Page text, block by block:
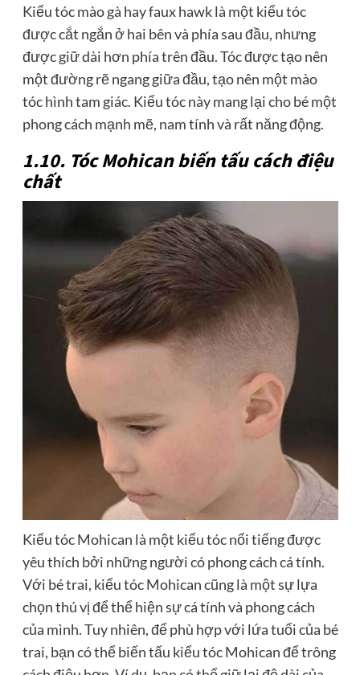
Kiểu tóc mào gà hay faux hawk là một kiểu tóc
được cắt ngắn ở hai bên và phía sau đầu, nhưng
được giữ dài hơn phía trên đầu. Tóc được tạo nên
một đường rẽ ngang giữa đầu, tạo nên một mào
tóc hình tam giác. Kiểu tóc này mang lại cho bé một
phong cách mạnh mẽ, nam tính và rất năng động.
1.10. Tóc Mohican biến tấu cách điệu
chất
Kiểu tóc Mohican là một kiểu tóc nổi tiếng được
yêu thích bởi những người có phong cách cá tính.
Với bé trai, kiểu tóc Mohican cũng là một sự lựa
chọn thú vị để thể hiện sự cá tính và phong cách
của mình. Tuy nhiên, để phù hợp với lứa tuổi của bé
trai, bạn có thể biến tấu kiểu tóc Mohican để trông